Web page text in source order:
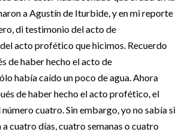
a Agustín de Iturbide, y en mi reporte
di testimonio del acto de
acto profético que hicimos. Recuerdo
de haber hecho el acto de
había caído un poco de agua. Ahora
de haber hecho el acto profético, el
cuatro. Sin embargo, yo no sabía si
cuatro días, cuatro semanas o cuatro